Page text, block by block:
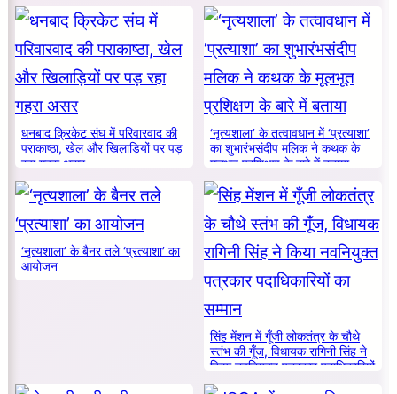
धनबाद क्रिकेट संघ में परिवारवाद की
पराकाष्ठा, खेल और खिलाड़ियों पर पड़
रहा गहरा असर
‘नृत्यशाला’ के तत्वावधान में ‘प्रत्याशा’
का शुभारंभसंदीप मलिक ने कथक के
मूलभूत प्रशिक्षण के बारे में बताया
‘नृत्यशाला’ के बैनर तले ‘प्रत्याशा’ का
आयोजन
सिंह मेंशन में गूँजी लोकतंत्र के चौथे
स्तंभ की गूँज, विधायक रागिनी सिंह ने
किया नवनियुक्त पत्रकार पदाधिकारियों
का सम्मान